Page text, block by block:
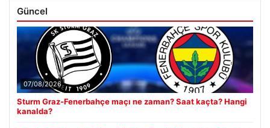
Güncel
07/08/2026
Sturm Graz-Fenerbahçe maçı ne zaman? Saat kaçta? Hangi
kanalda?